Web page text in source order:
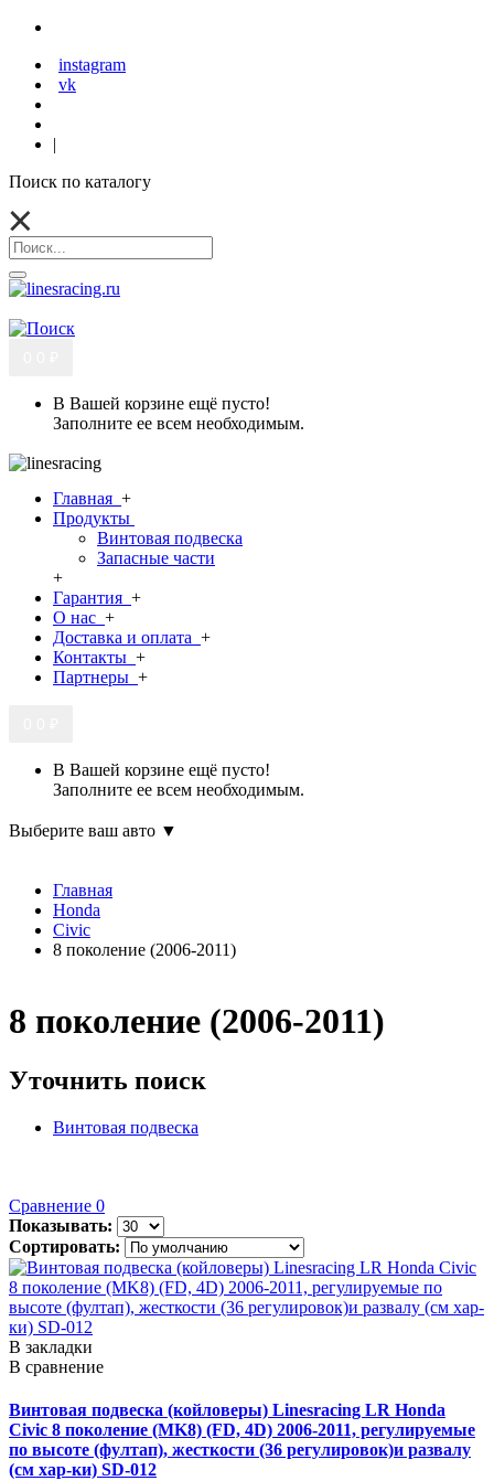
instagram
vk
|
Поиск по каталогу
В Вашей корзине ещё пусто!
Заполните ее всем необходимым.
Главная +
Продукты
Винтовая подвеска
Запасные части
+
Гарантия +
О нас +
Доставка и оплата +
Контакты +
Партнеры +
В Вашей корзине ещё пусто!
Заполните ее всем необходимым.
Выберите ваш авто ▼
Главная
Honda
Civic
8 поколение (2006-2011)
8 поколение (2006-2011)
Уточнить поиск
Винтовая подвеска
Сравнение 0
Показывать:
Сортировать:
В закладки
В сравнение
Винтовая подвеска (койловеры) Linesracing LR Honda
Civic 8 поколение (MK8) (FD, 4D) 2006-2011, регулируемые
по высоте (фултап), жесткости (36 регулировок)и развалу
(см хар-ки) SD-012